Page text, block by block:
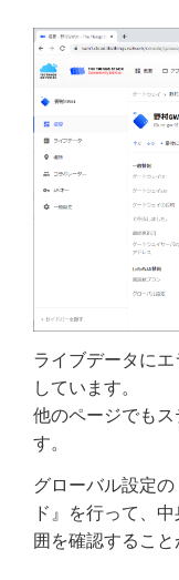
ライブデータに
しています。
他のページでも
す。
グローバル設定
ド』を行って、
囲を確認すること